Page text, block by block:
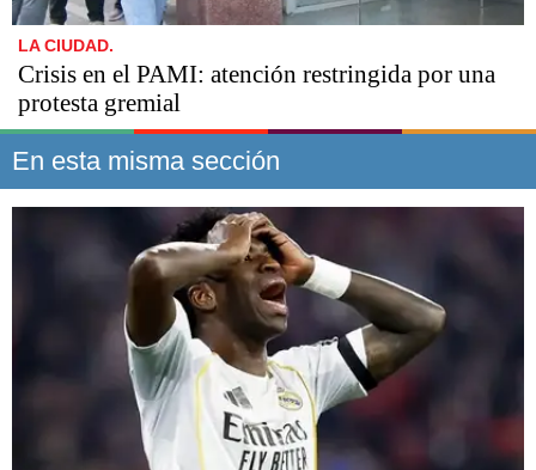
LA CIUDAD.
Crisis en el PAMI: atención restringida por una
protesta gremial
En esta misma sección